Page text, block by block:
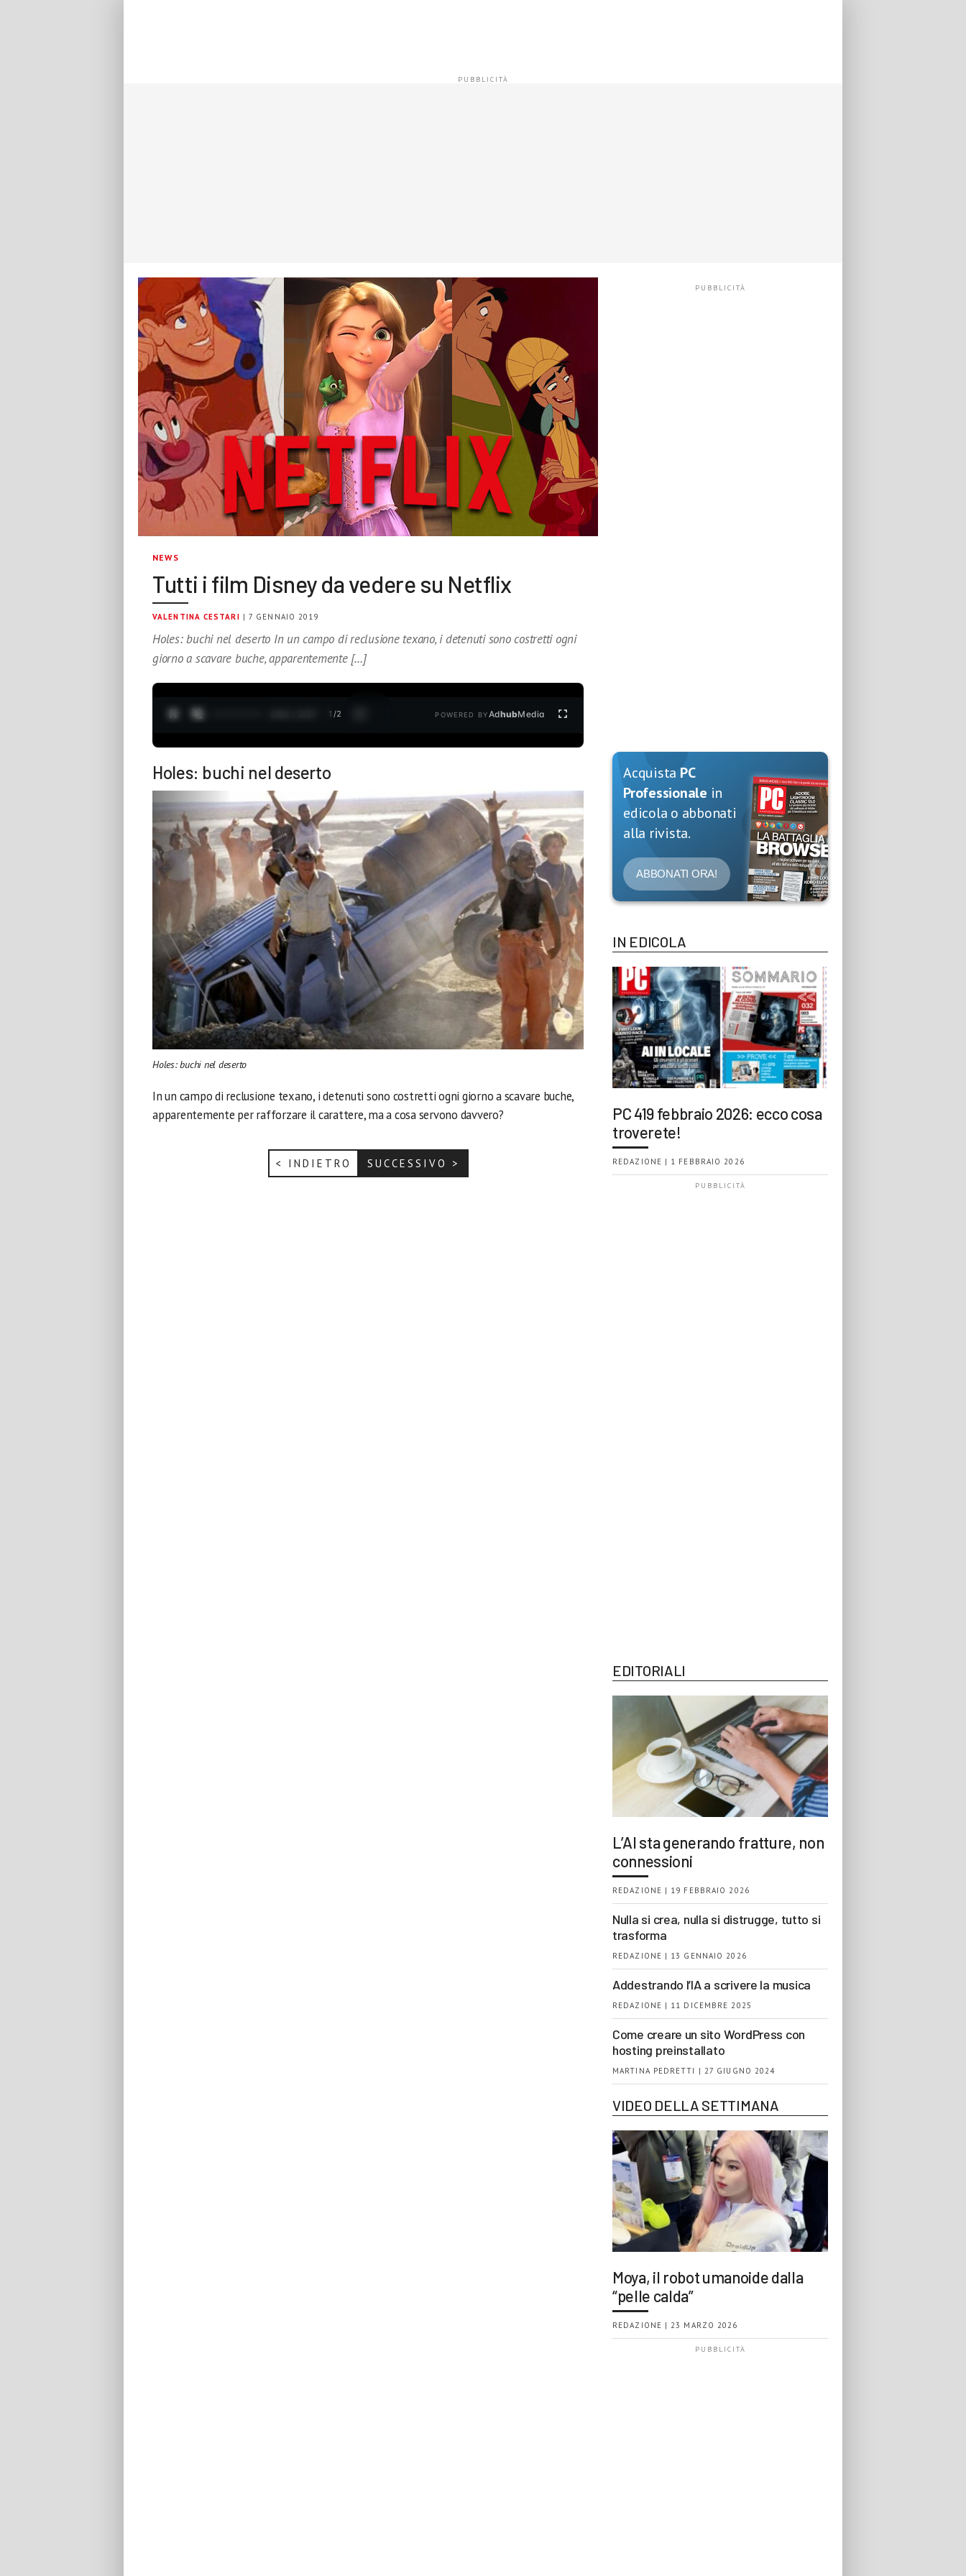
NEWS
Tutti i film Disney da vedere su Netflix
VALENTINA CESTARI | 7 GENNAIO 2019
Holes: buchi nel deserto In un campo di reclusione texano, i detenuti sono costretti ogni
giorno a scavare buche, apparentemente […]
1 /2 POWERED BYAdhubMedia
Holes: buchi nel deserto
Holes: buchi nel deserto
In un campo di reclusione texano, i detenuti sono costretti ogni giorno a scavare buche,
apparentemente per rafforzare il carattere, ma a cosa servono davvero?
< INDIETRO SUCCESSIVO >
Acquista PC
Professionale in
edicola o abbonati
alla rivista.
ABBONATI ORA!
IN EDICOLA
PC 419 febbraio 2026: ecco cosa
troverete!
REDAZIONE | 1 FEBBRAIO 2026
EDITORIALI
L’AI sta generando fratture, non
connessioni
REDAZIONE | 19 FEBBRAIO 2026
Nulla si crea, nulla si distrugge, tutto si
trasforma
REDAZIONE | 13 GENNAIO 2026
Addestrando l’IA a scrivere la musica
REDAZIONE | 11 DICEMBRE 2025
Come creare un sito WordPress con
hosting preinstallato
MARTINA PEDRETTI | 27 GIUGNO 2024
VIDEO DELLA SETTIMANA
Moya, il robot umanoide dalla
“pelle calda”
REDAZIONE | 23 MARZO 2026